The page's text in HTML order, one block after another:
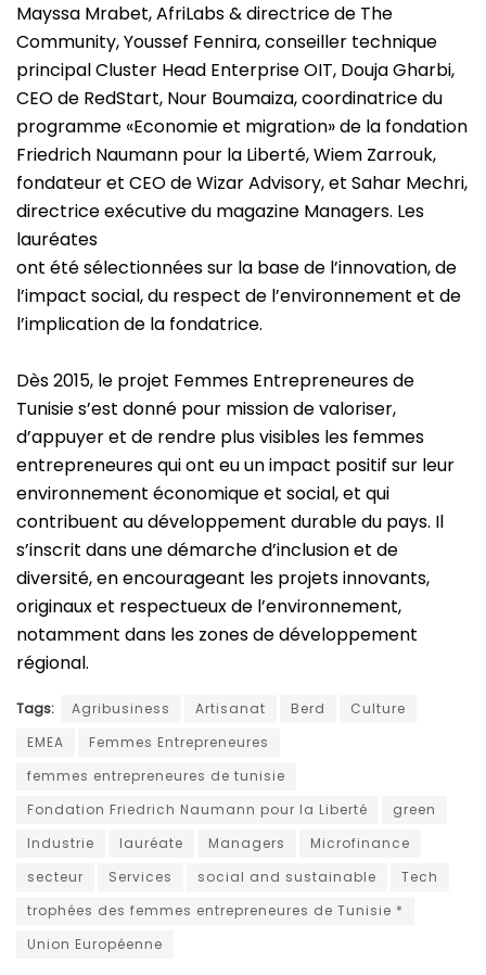
Mayssa Mrabet, AfriLabs & directrice de The
Community, Youssef Fennira, conseiller technique
principal Cluster Head Enterprise OIT, Douja Gharbi,
CEO de RedStart, Nour Boumaiza, coordinatrice du
programme «Economie et migration» de la fondation
Friedrich Naumann pour la Liberté, Wiem Zarrouk,
fondateur et CEO de Wizar Advisory, et Sahar Mechri,
directrice exécutive du magazine Managers. Les
lauréates
ont été sélectionnées sur la base de l’innovation, de
l’impact social, du respect de l’environnement et de
l’implication de la fondatrice.
Dès 2015, le projet Femmes Entrepreneures de
Tunisie s’est donné pour mission de valoriser,
d’appuyer et de rendre plus visibles les femmes
entrepreneures qui ont eu un impact positif sur leur
environnement économique et social, et qui
contribuent au développement durable du pays. Il
s’inscrit dans une démarche d’inclusion et de
diversité, en encourageant les projets innovants,
originaux et respectueux de l’environnement,
notamment dans les zones de développement
régional.
Tags: Agribusiness Artisanat Berd
Culture
EMEA
Femmes Entrepreneures
femmes entrepreneures de tunisie
Fondation Friedrich Naumann pour la Liberté
green
Industrie
lauréate Managers
Microfinance
secteur
Services social and sustainable
Tech
trophées des femmes entrepreneures de Tunisie *
Union Européenne